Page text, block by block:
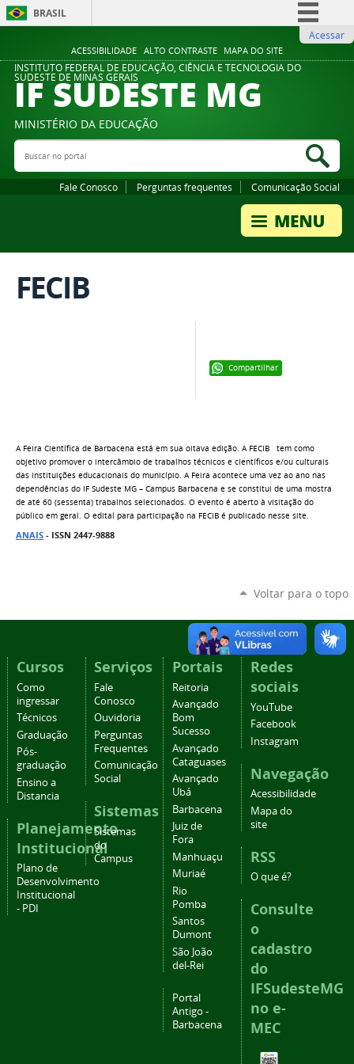
ACESSIBILIDADE ALTO CONTRASTE MAPA DO SITE
BRASIL
Comunica BR
Participe
Legislação
Acessar
INSTITUTO FEDERAL DE EDUCAÇÃO, CIÊNCIA E TECNOLOGIA DO
SUDESTE DE MINAS GERAIS
IF SUDESTE MG
MINISTÉRIO DA EDUCAÇÃO
Buscar no portal
Fale Conosco Perguntas frequentes Comunicação Social
FECIB
Compartilhar
AFeira Científica de Barbacena está em sua oitava edição. A FECIB tem como
objetivo promover o intercâmbio de trabalhos técnicos e científicos e/ou culturais
das instituições educacionais do município. A Feira acontece uma vez ao ano nas
dependências do IF Sudeste MG – Campus Barbacena e se constitui de uma mostra
de até 60 (sessenta) trabalhos selecionados. O evento é aberto à visitação do
público em geral. O edital para participação na FECIB é publicado nesse site.
ANAIS - ISSN 2447-9888
Voltar para o topo
Cursos
Como
ingressar
Técnicos
Graduação
Pós-
graduação
Ensino a
Distancia
Planejamento
Institucional
Plano de
Desenvolvimento
Institucional
- PDI
Serviços
Fale
Conosco
Ouvidoria
Perguntas
Frequentes
Comunicação
Social
Sistemas
Sistemas
do
Campus
Portais
Reitoria
Avançado
Bom
Sucesso
Avançado
Cataguases
Avançado
Ubá
Barbacena
Juiz de
Fora
Manhuaçu
Muriaé
Rio
Pomba
Santos
Dumont
São João
del-Rei
Portal
Antigo -
Barbacena
Redes
sociais
YouTube
Facebook
Instagram
Navegação
Acessibilidade
Mapa do
site
RSS
O que é?
Consulte
o
cadastro
do
IFSudesteMG
no e-
MEC